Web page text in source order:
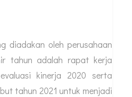
diadakan oleh perusahaan
tahun adalah rapat kerja
kinerja 2020 serta
tahun 2021 untuk menjadi